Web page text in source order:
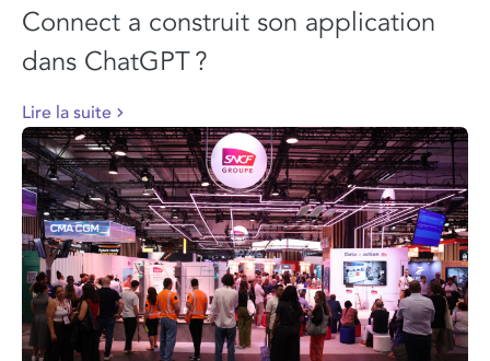
Connect a construit son application
dans ChatGPT ?
Lire la suite